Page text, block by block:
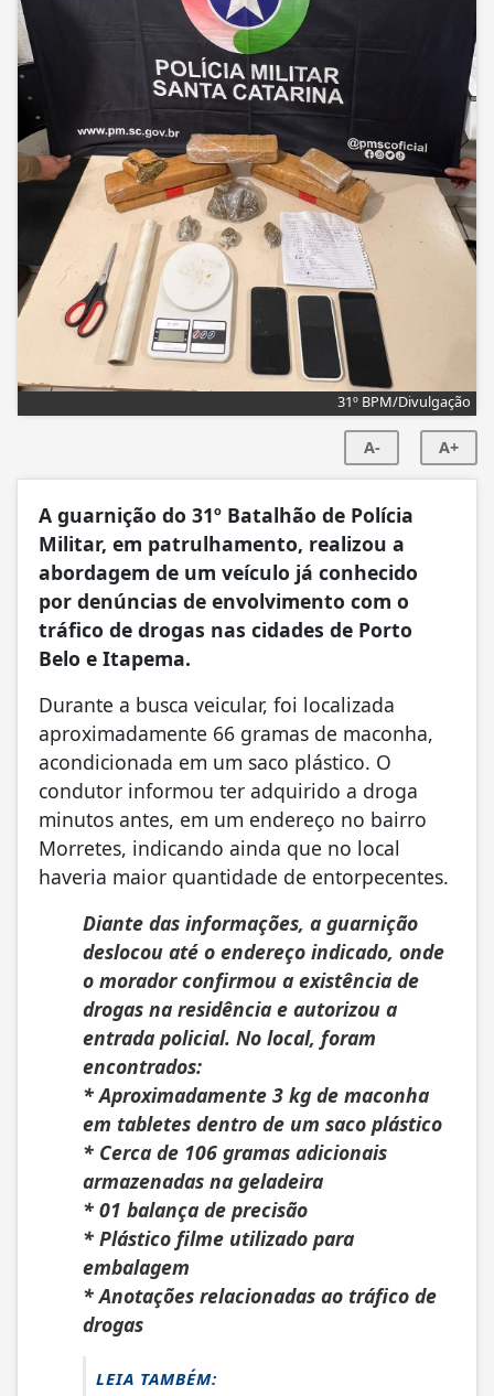
31º BPM/Divulgação
A- A+
A guarnição do 31º Batalhão de Polícia
Militar, em patrulhamento, realizou a
abordagem de um veículo já conhecido
por denúncias de envolvimento com o
tráfico de drogas nas cidades de Porto
Belo e Itapema.
Durante a busca veicular, foi localizada
aproximadamente 66 gramas de maconha,
acondicionada em um saco plástico. O
condutor informou ter adquirido a droga
minutos antes, em um endereço no bairro
Morretes, indicando ainda que no local
haveria maior quantidade de entorpecentes.
Diante das informações, a guarnição
deslocou até o endereço indicado, onde
o morador confirmou a existência de
drogas na residência e autorizou a
entrada policial. No local, foram
encontrados:
* Aproximadamente 3 kg de maconha
em tabletes dentro de um saco plástico
* Cerca de 106 gramas adicionais
armazenadas na geladeira
* 01 balança de precisão
* Plástico filme utilizado para
embalagem
* Anotações relacionadas ao tráfico de
drogas
LEIA TAMBÉM: